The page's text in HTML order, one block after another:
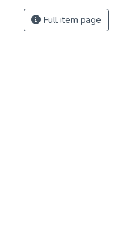
Full item page